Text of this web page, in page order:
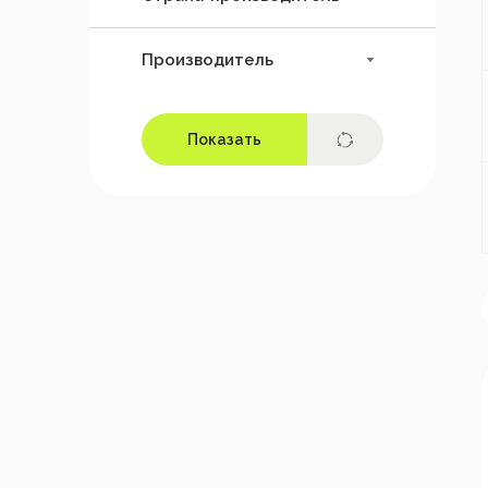
Компрессоры
Оборудование для
автомоек
Производитель